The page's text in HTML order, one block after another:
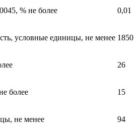
% не более 0,01
условные единицы, не менее 1850
26
более 15
не менее 94